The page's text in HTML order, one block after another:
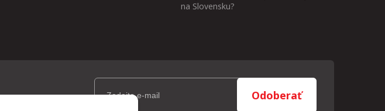
na Slovensku?
Odoberať